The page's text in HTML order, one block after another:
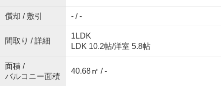
償却 / 敷引 - / -
間取り / 詳細
1LDK
LDK 10.2帖/洋室 5.8帖
面積 /
バルコニー面積
40.68㎡ / -